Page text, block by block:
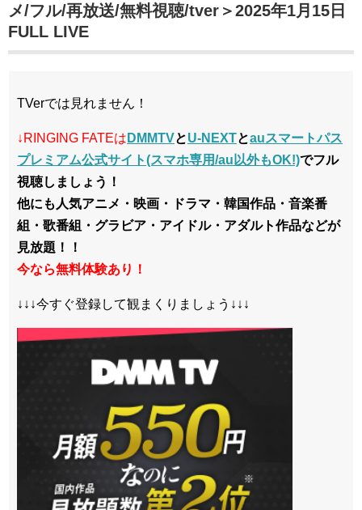
メ/フル/再放送/無料視聴/tver＞2025年1月15日
FULL LIVE
TVerでは見れません！
↓RINGING FATEは DMMTVとU-NEXTとauスマートパス
プレミアム公式サイト(スマホ専用/au以外もOK!)でフル
視聴しましょう！
他にも人気アニメ・映画・ドラマ・韓国作品・音楽番
組・歌番組・グラビア・アイドル・アダルト作品などが
見放題！！
今なら無料体験あり！
↓↓↓今すぐ登録して観まくりましょう↓↓↓